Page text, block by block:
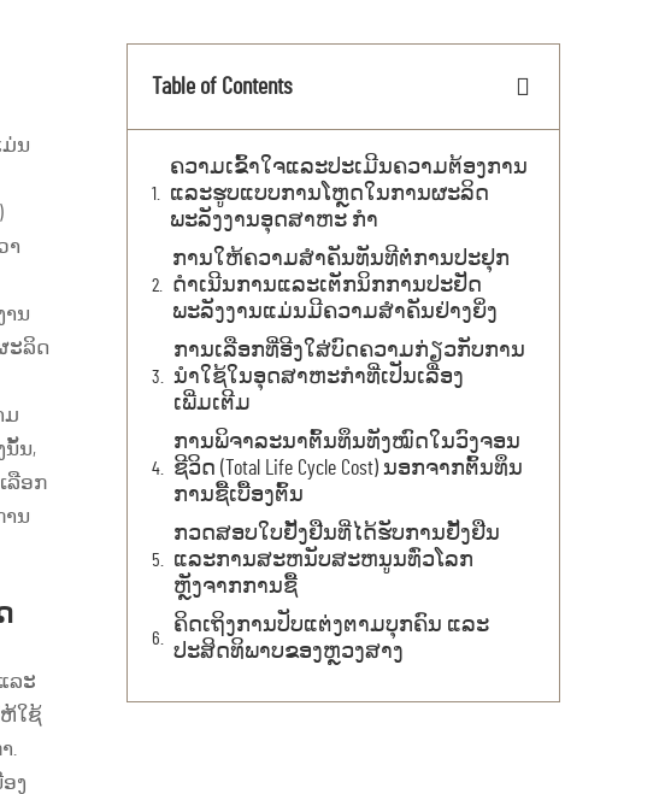
ມ່ນ
າ
ານ
ະລິດ
ມ
ນັ້ນ,
ລືອກ
ານ
ລະ
ໃຊ້
.
ງ
Table of Contents
ຄວາມເຂົ້າໃຈແລະປະເມີນຄວາມຕ້ອງການ
ແລະຮູບແບບການໂຫຼດໃນການຜະລິດ
ພະລັງງານອຸດສາຫະ ກໍາ
ການໃຫ້ຄວາມສຳຄັນທັນທີຕໍ່ການປະຢຸກ
ດໍາເນີນການແລະເຕັກນິກການປະຢັດ
ພະລັງງານແມ່ນມີຄວາມສຳຄັນຢ່າງຍິ່ງ
ການເລືອກທີ່ອີງໃສ່ບົດຄວາມກ່ຽວກັບການ
ນຳໃຊ້ໃນອຸດສາຫະກຳທີ່ເປັນເລື່ອງ
ເພີ່ມເຕີມ
ການພິຈາລະນາຕົ້ນທຶນທັງໝົດໃນວົງຈອນ
ຊີວິດ (Total Life Cycle Cost) ນອກຈາກຕົ້ນທຶນ
ການຊື້ເບື້ອງຕົ້ນ
ກວດສອບໃບຢັ້ງຢືນທີ່ໄດ້ຮັບການຢັ້ງຢືນ
ແລະການສະຫນັບສະຫນູນທົ່ວໂລກ
ຫຼັງຈາກການຊື້
ຄິດເຖິງການປັບແຕ່ງຕາມບຸກຄົນ ແລະ
ປະສິດທິພາບຂອງຫຼວງສາງ